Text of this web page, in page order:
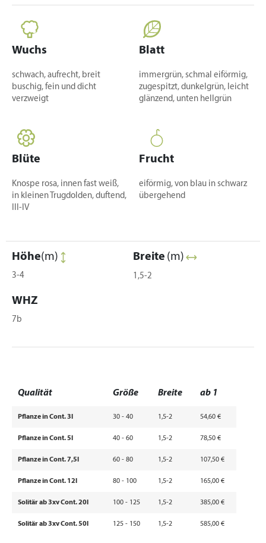
Wuchs
schwach, aufrecht, breit
buschig, fein und dicht
verzweigt
Blatt
immergrün, schmal eiförmig,
zugespitzt, dunkelgrün, leicht
glänzend, unten hellgrün
Blüte
Knospe rosa, innen fast weiß,
in kleinen Trugdolden, duftend,
III-IV
Frucht
eiförmig, von blau in schwarz
übergehend
Höhe(m)
3-4
Breite (m)
1,5-2
WHZ
7b
Qualität Größe Breite ab 1
Pflanze in Cont. 3l 30 - 40 1,5-2 54,60 €
Pflanze in Cont. 5l 40 - 60 1,5-2 78,50 €
Pflanze in Cont. 7,5l 60 - 80 1,5-2 107,50 €
Pflanze in Cont. 12l 80 - 100 1,5-2 165,00 €
Solitär ab 3xv Cont. 20l 100 - 125 1,5-2 385,00 €
Solitär ab 3xv Cont. 50l 125 - 150 1,5-2 585,00 €